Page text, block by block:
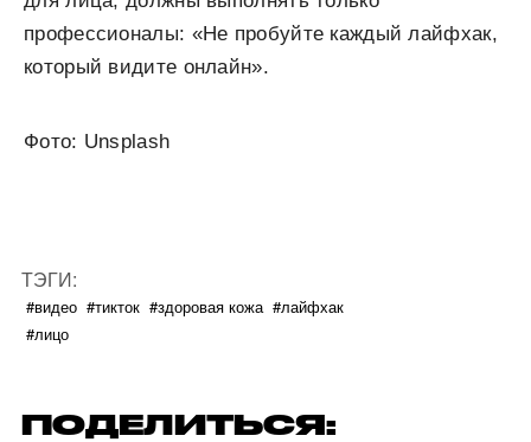
профессионалы: «Не пробуйте каждый лайфхак,
который видите онлайн».
Фото: Unsplash
ТЭГИ:
#видео #тикток #здоровая кожа #лайфхак
#лицо
ПОДЕЛИТЬСЯ: